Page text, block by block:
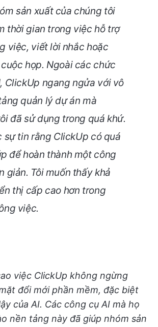
sản xuất của chúng tôi
thời gian trong việc hỗ trợ
việc, viết lời nhắc hoặc
họp. Ngoài các chức
ClickUp ngang ngửa với vô
quản lý dự án mà
đã sử dụng trong quá khứ.
sự tin rằng ClickUp có quá
để hoàn thành một công
giản. Tôi muốn thấy khả
thị cấp cao hơn trong
việc.
việc ClickUp không ngừng
đổi mới phần mềm, đặc biệt
của AI. Các công cụ AI mà họ
nền tảng này đã giúp nhóm sản